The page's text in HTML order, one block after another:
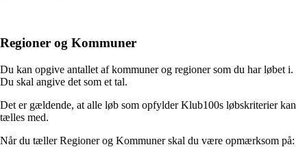
Regioner og Kommuner
Du kan opgive antallet af kommuner og regioner som du har løbet i.
Du skal angive det som et tal.
Det er gældende, at alle løb som opfylder Klub100s løbskriterier kan
tælles med.
Når du tæller Regioner og Kommuner skal du være opmærksom på: